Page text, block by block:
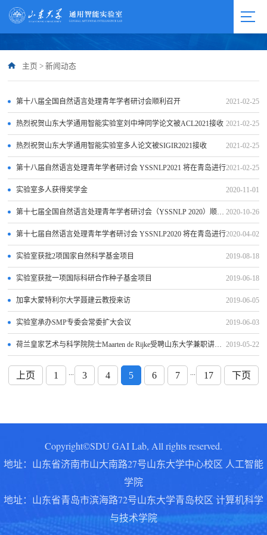
主页 > 新闻动态
2021-02-25
第十八届全国自然语言处理青年学者研讨会顺利召开
2021-02-25
热烈祝贺山东大学通用智能实验室刘中坤同学论文被ACL2021接收
2021-02-25
热烈祝贺山东大学通用智能实验室多人论文被SIGIR2021接收
2021-02-25
第十八届自然语言处理青年学者研讨会 YSSNLP2021 将在青岛进行
2020-11-01
实验室多人获得奖学金
2020-10-26
第十七届全国自然语言处理青年学者研讨会（YSSNLP 2020）顺利召开
2020-04-02
第十七届自然语言处理青年学者研讨会 YSSNLP2020 将在青岛进行
2019-08-18
实验室获批2项国家自然科学基金项目
2019-06-18
实验室获批一项国际科研合作种子基金项目
2019-06-05
加拿大蒙特利尔大学聂建云教授来访
2019-06-03
实验室承办SMP专委会常委扩大会议
2019-05-22
荷兰皇家艺术与科学院院士Maarten de Rijke受聘山东大学兼职讲席教授
上页 1 ... 3 4 5 6 7 ... 17 下页
Copyright©SDU GAI Lab, All rights reserved.
地址：山东省济南市山大南路27号山东大学中心校区 人工智能
学院
地址： 山东省青岛市滨海路72号山东大学青岛校区 计算机科学
与技术学院